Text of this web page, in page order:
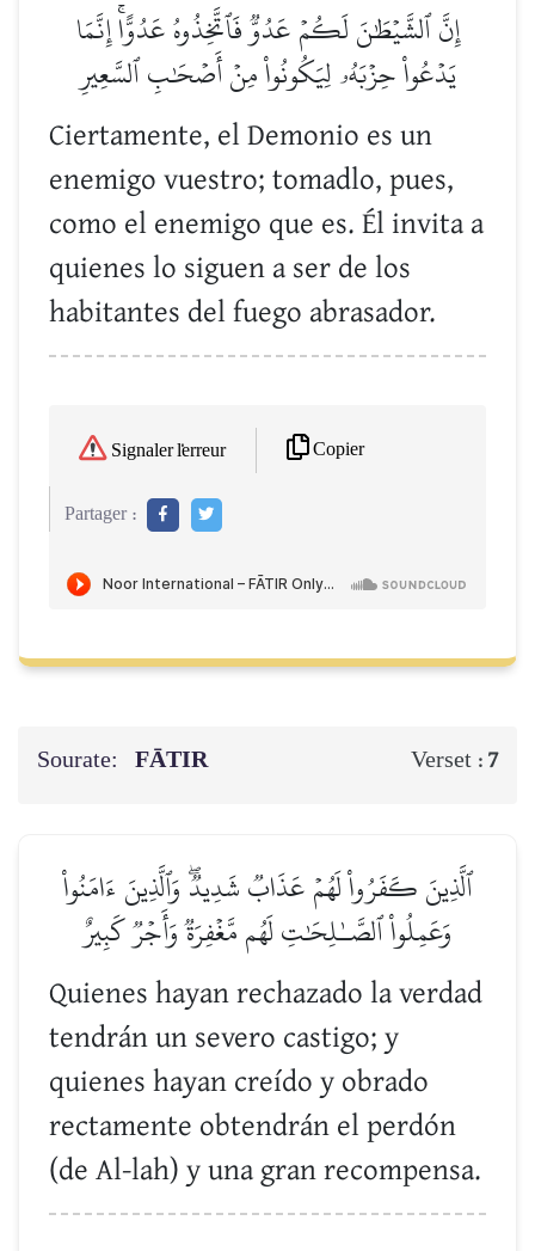
إِنَّ ٱلشَّيۡطَٰنَ لَكُمۡ عَدُوّٞ فَٱتَّخِذُوهُ عَدُوًّاۚ إِنَّمَا
يَدۡعُواْ حِزۡبَهُۥ لِيَكُونُواْ مِنۡ أَصۡحَٰبِ ٱلسَّعِيرِ
Ciertamente, el Demonio es un
enemigo vuestro; tomadlo, pues,
como el enemigo que es. Él invita a
quienes lo siguen a ser de los
habitantes del fuego abrasador.
Signaler l'erreur Copier
Partager :
Sourate: FĀTIR Verset : 7
ٱلَّذِينَ كَفَرُواْ لَهُمۡ عَذَابٞ شَدِيدٞۖ وَٱلَّذِينَ ءَامَنُواْ
وَعَمِلُواْ ٱلصَّـٰلِحَٰتِ لَهُم مَّغۡفِرَةٞ وَأَجۡرٞ كَبِيرٌ
Quienes hayan rechazado la verdad
tendrán un severo castigo; y
quienes hayan creído y obrado
rectamente obtendrán el perdón
(de Al-lah) y una gran recompensa.